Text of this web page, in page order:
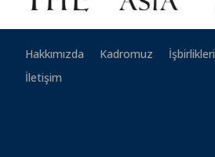
Hakkımızda Kadromuz İşbirlikleri
İletişim